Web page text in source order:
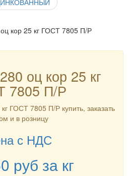
оц кор 25 кг
7805 П/Р
ГОСТ 7805 П/Р купить, заказать
и в розницу
с НДС
руб за кг